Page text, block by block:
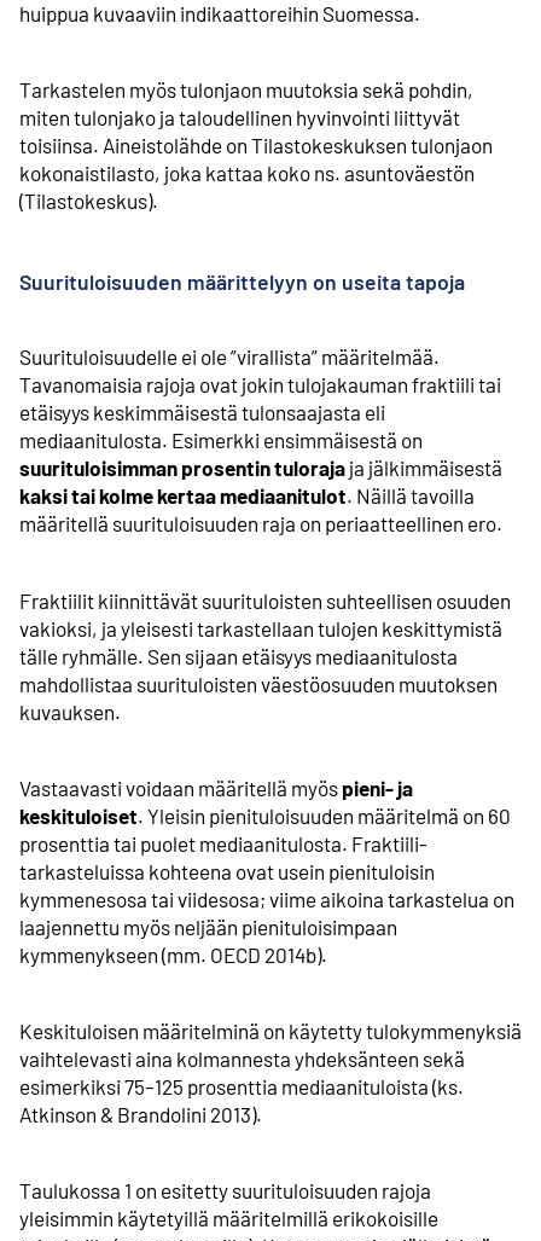
huippua kuvaaviin indikaattoreihin Suomessa.
Tarkastelen myös tulonjaon muutoksia sekä pohdin,
miten tulonjako ja taloudellinen hyvinvointi liittyvät
toisiinsa. Aineistolähde on Tilastokeskuksen tulonjaon
kokonaistilasto, joka kattaa koko ns. asuntoväestön
(Tilastokeskus).
Suurituloisuuden määrittelyyn on useita tapoja
Suurituloisuudelle ei ole ”virallista” määritelmää.
Tavanomaisia rajoja ovat jokin tulojakauman fraktiili tai
etäisyys keskimmäisestä tulonsaajasta eli
mediaanitulosta. Esimerkki ensimmäisestä on
suurituloisimman prosentin tuloraja ja jälkimmäisestä
kaksi tai kolme kertaa mediaanitulot. Näillä tavoilla
määritellä suurituloisuuden raja on periaatteellinen ero.
Fraktiilit kiinnittävät suurituloisten suhteellisen osuuden
vakioksi, ja yleisesti tarkastellaan tulojen keskittymistä
tälle ryhmälle. Sen sijaan etäisyys mediaanitulosta
mahdollistaa suurituloisten väestöosuuden muutoksen
kuvauksen.
Vastaavasti voidaan määritellä myös pieni- ja
keskituloiset. Yleisin pienituloisuuden määritelmä on 60
prosenttia tai puolet mediaanitulosta. Fraktiili­
tarkasteluissa kohteena ovat usein pienituloisin
kymmenesosa tai viidesosa; viime aikoina tarkastelua on
laajennettu myös neljään pienituloisimpaan
kymmenykseen (mm. OECD 2014b).
Keskituloisen määritelminä on käytetty tulokymmenyksiä
vaihtelevasti aina kolmannesta yhdeksänteen sekä
esimerkiksi 75–125 prosenttia mediaanituloista (ks.
Atkinson & Brandolini 2013).
Taulukossa 1 on esitetty suurituloisuuden rajoja
yleisimmin käytetyillä määritelmillä erikokoisille